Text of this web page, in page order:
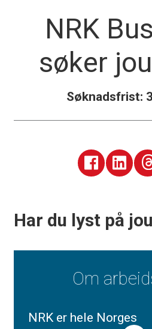
NRK
søker
Søknadsfrist:
Har du lyst på
Om
NRK er hele Norges